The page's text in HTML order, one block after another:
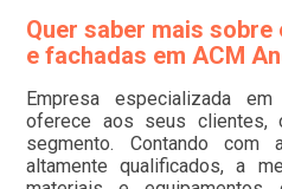
Quer saber mais sobre
e fachadas em ACM
Empresa especializada
oferece aos seus clientes,
segmento. Contando com
altamente qualificados, a